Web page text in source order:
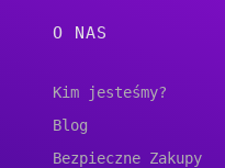
O NAS
Kim jesteśmy?
Blog
Bezpieczne Zakupy